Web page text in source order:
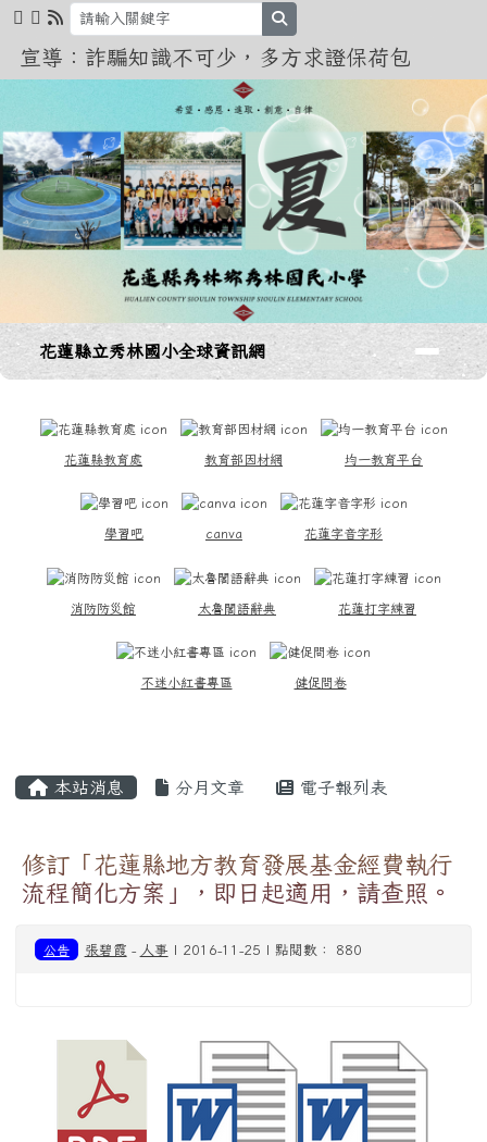
跳至主內容區
花蓮縣立秀林國小全球資訊網
宣導：詐騙知識不可少，多方求證保荷包
導覽列花蓮縣立秀林國小全球資訊網
花蓮縣教育處 教育部因材網 均一教育平台
學習吧 canva 花蓮字音字形
消防防災館 太魯閣語辭典 花蓮打字練習
不迷小紅書專區 健促問卷
本站消息 分月文章 電子報列表
修訂「花蓮縣地方教育發展基金經費執行
流程簡化方案」，即日起適用，請查照。
公告 張碧霞 - 人事 | 2016-11-25 | 點閱數： 880